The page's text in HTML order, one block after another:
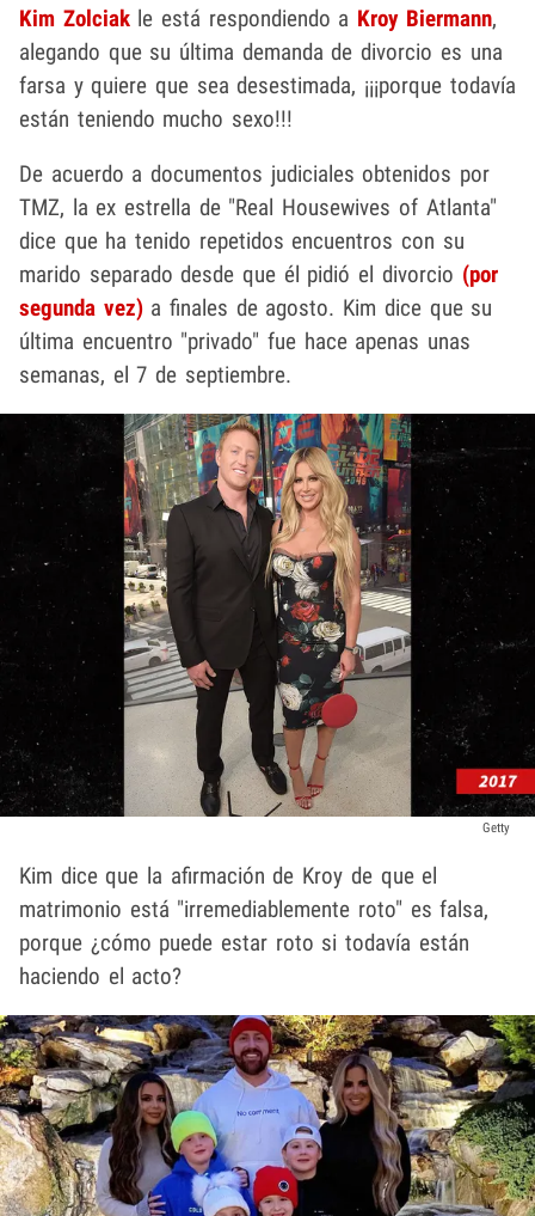
Kim Zolciakle está respondiendo a Kroy Biermann,
alegando que su última demanda de divorcio es una
farsa y quiere que sea desestimada, ¡¡¡porque todavía
están teniendo mucho sexo!!!
De acuerdo a documentos judiciales obtenidos por
TMZ, la ex estrella de "Real Housewives of Atlanta"
dice que ha tenido repetidos encuentros con su
marido separado desde que él pidió el divorcio (por
segunda vez)a finales de agosto. Kim dice que su
última encuentro "privado" fue hace apenas unas
semanas, el 7 de septiembre.
Getty
Kim dice que la afirmación de Kroy de que el
matrimonio está "irremediablemente roto" es falsa,
porque ¿cómo puede estar roto si todavía están
haciendo el acto?